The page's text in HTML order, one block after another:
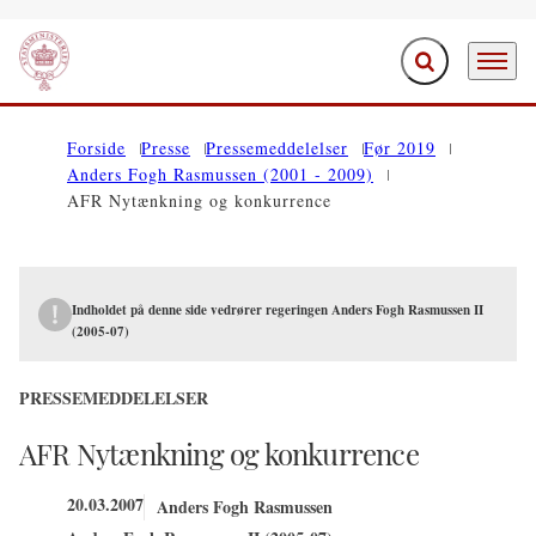
Gå til forsiden Fold søgefelt ud
Menu
Forside Presse Pressemeddelelser
Før 2019
Anders Fogh Rasmussen (2001 - 2009)
AFR Nytænkning og konkurrence
Indholdet på denne side vedrører regeringen Anders Fogh Rasmussen II
(2005-07)
PRESSEMEDDELELSER
AFR Nytænkning og konkurrence
20.03.2007 Anders Fogh Rasmussen